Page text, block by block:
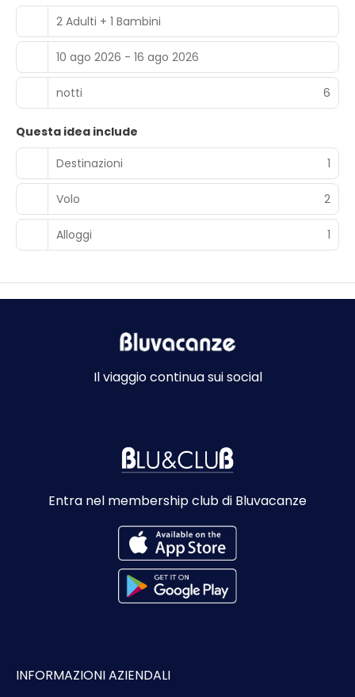
2 Adulti + 1 Bambini
10 ago 2026 - 16 ago 2026
notti 6
Questa idea include
Destinazioni
1
Volo 2
Alloggi 1
Il viaggio continua sui social
Entra nel membership club di Bluvacanze
INFORMAZIONI AZIENDALI